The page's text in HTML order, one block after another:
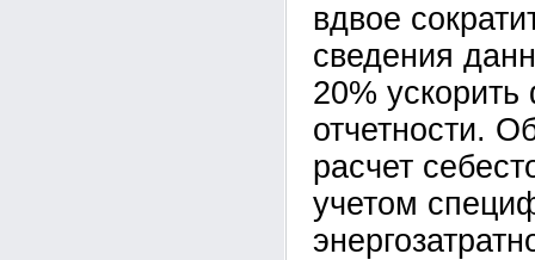
вдвое
сведения
20%
отчетности.
расчет
учетом